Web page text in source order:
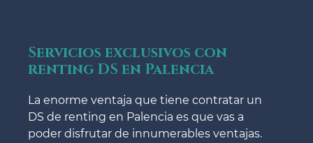
Servicios exclusivos con
renting DS en Palencia
La enorme ventaja que tiene contratar un
DS de renting en Palencia es que vas a
poder disfrutar de innumerables ventajas.